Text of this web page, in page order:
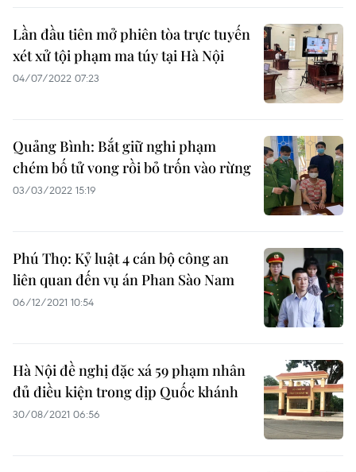
Lần đầu tiên mở phiên tòa trực tuyến
xét xử tội phạm ma túy tại Hà Nội
04/07/2022 07:23
Quảng Bình: Bắt giữ nghi phạm
chém bố tử vong rồi bỏ trốn vào rừng
03/03/2022 15:19
Phú Thọ: Kỷ luật 4 cán bộ công an
liên quan đến vụ án Phan Sào Nam
06/12/2021 10:54
Hà Nội đề nghị đặc xá 59 phạm nhân
đủ điều kiện trong dịp Quốc khánh
30/08/2021 06:56